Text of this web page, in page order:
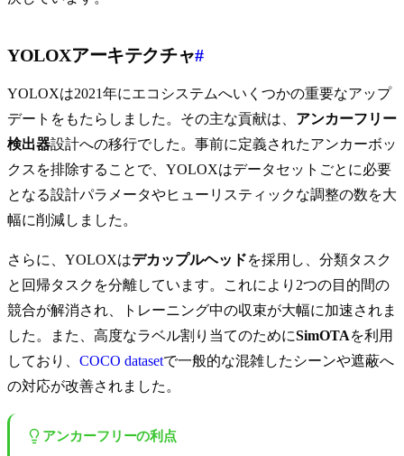
YOLOXアーキテクチャ#
YOLOXは2021年にエコシステムへいくつかの重要なアップ
デートをもたらしました。その主な貢献は、 アンカーフリー
検出器設計への移行でした。事前に定義されたアンカーボッ
クスを排除することで、YOLOXはデータセットごとに必要
となる設計パラメータやヒューリスティックな調整の数を大
幅に削減しました。
さらに、YOLOXはデカップルヘッドを採用し、分類タスク
と回帰タスクを分離しています。これにより2つの目的間の
競合が解消され、トレーニング中の収束が大幅に加速されま
した。また、高度なラベル割り当てのためにSimOTAを利用
しており、 COCO datasetで一般的な混雑したシーンや遮蔽へ
の対応が改善されました。
アンカーフリーの利点